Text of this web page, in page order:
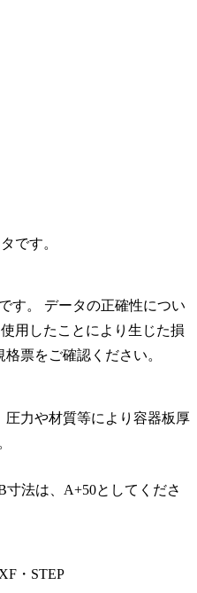
です。
す。 データの正確性につい
用したことにより生じた損
票をご確認ください。
圧力や材質等により容器板厚
法は、A+50としてくださ
・STEP